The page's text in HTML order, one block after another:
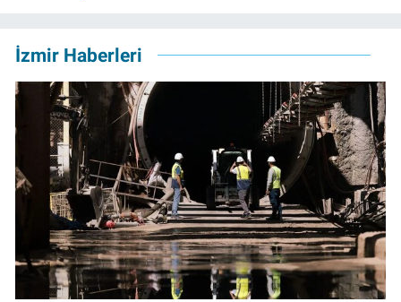
İzmir Haberleri